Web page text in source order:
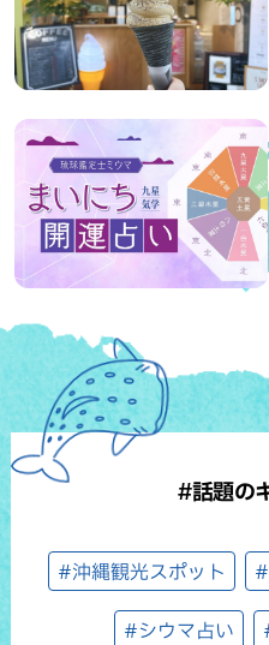
#話題の
#沖縄観光スポット
#シウマ占い